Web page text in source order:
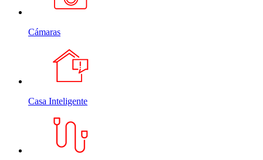
Cámaras
Casa Inteligente